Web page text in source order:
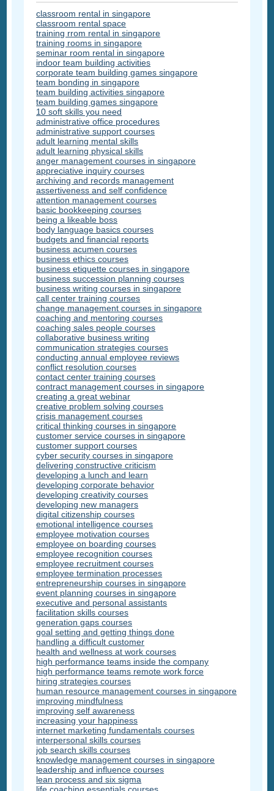
classroom rental in singapore
classroom rental space
training rrom rental in singapore
training rooms in singapore
seminar room rental in singapore
indoor team building activities
corporate team building games singapore
team bonding in singapore
team building activities singapore
team building games singapore
10 soft skills you need
administrative office procedures
administrative support courses
adult learning mental skills
adult learning physical skills
anger management courses in singapore
appreciative inquiry courses
archiving and records management
assertiveness and self confidence
attention management courses
basic bookkeeping courses
being a likeable boss
body language basics courses
budgets and financial reports
business acumen courses
business ethics courses
business etiquette courses in singapore
business succession planning courses
business writing courses in singapore
call center training courses
change management courses in singapore
coaching and mentoring courses
coaching sales people courses
collaborative business writing
communication strategies courses
conducting annual employee reviews
conflict resolution courses
contact center training courses
contract management courses in singapore
creating a great webinar
creative problem solving courses
crisis management courses
critical thinking courses in singapore
customer service courses in singapore
customer support courses
cyber security courses in singapore
delivering constructive criticism
developing a lunch and learn
developing corporate behavior
developing creativity courses
developing new managers
digital citizenship courses
emotional intelligence courses
employee motivation courses
employee on boarding courses
employee recognition courses
employee recruitment courses
employee termination processes
entrepreneurship courses in singapore
event planning courses in singapore
executive and personal assistants
facilitation skills courses
generation gaps courses
goal setting and getting things done
handling a difficult customer
health and wellness at work courses
high performance teams inside the company
high performance teams remote work force
hiring strategies courses
human resource management courses in singapore
improving mindfulness
improving self awareness
increasing your happiness
internet marketing fundamentals courses
interpersonal skills courses
job search skills courses
knowledge management courses in singapore
leadership and influence courses
lean process and six sigma